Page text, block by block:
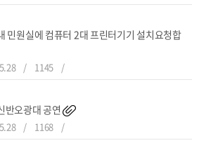
민원실에 컴퓨터 2대 프린터기기 설치요청합
1145
반오광대 공연
1168